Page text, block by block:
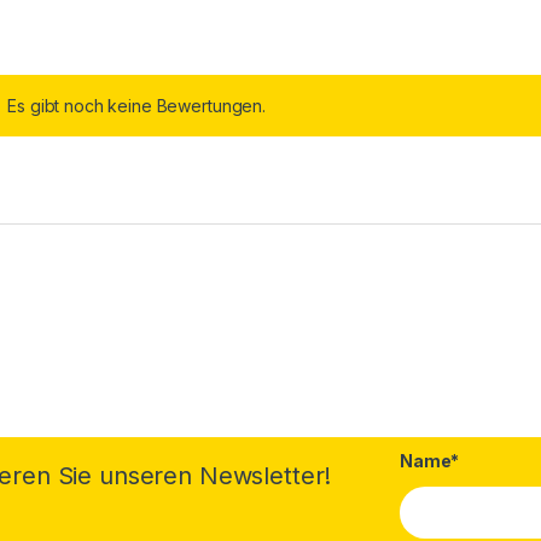
Es gibt noch keine Bewertungen.
Sie unseren Newsletter!
Name*